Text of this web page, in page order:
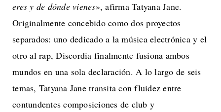
eres y de dónde vienes», afirma Tatyana Jane.
Originalmente concebido como dos proyectos
separados: uno dedicado a la música electrónica y el
otro al rap, Discordia finalmente fusiona ambos
mundos en una sola declaración. A lo largo de seis
temas, Tatyana Jane transita con fluidez entre
contundentes composiciones de club y